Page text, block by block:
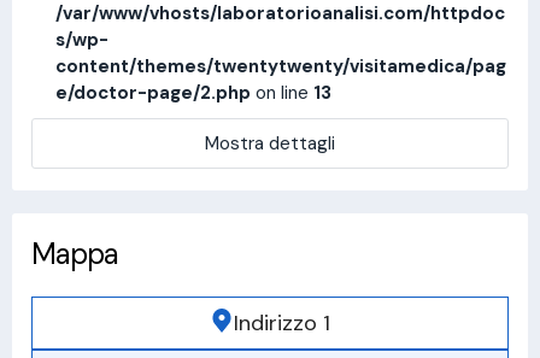
/var/www/vhosts/laboratorioanalisi.com/httpdoc
s/wp-
content/themes/twentytwenty/visitamedica/pag
e/doctor-page/2.php on line 13
Mostra dettagli
Mappa
Indirizzo 1